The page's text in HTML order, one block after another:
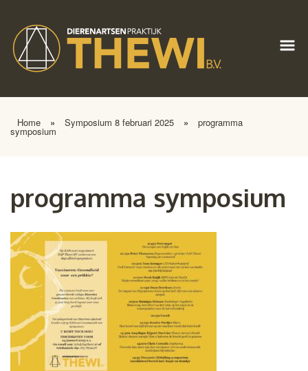
Home » Symposium 8 februari 2025 » programma
symposium
programma symposium